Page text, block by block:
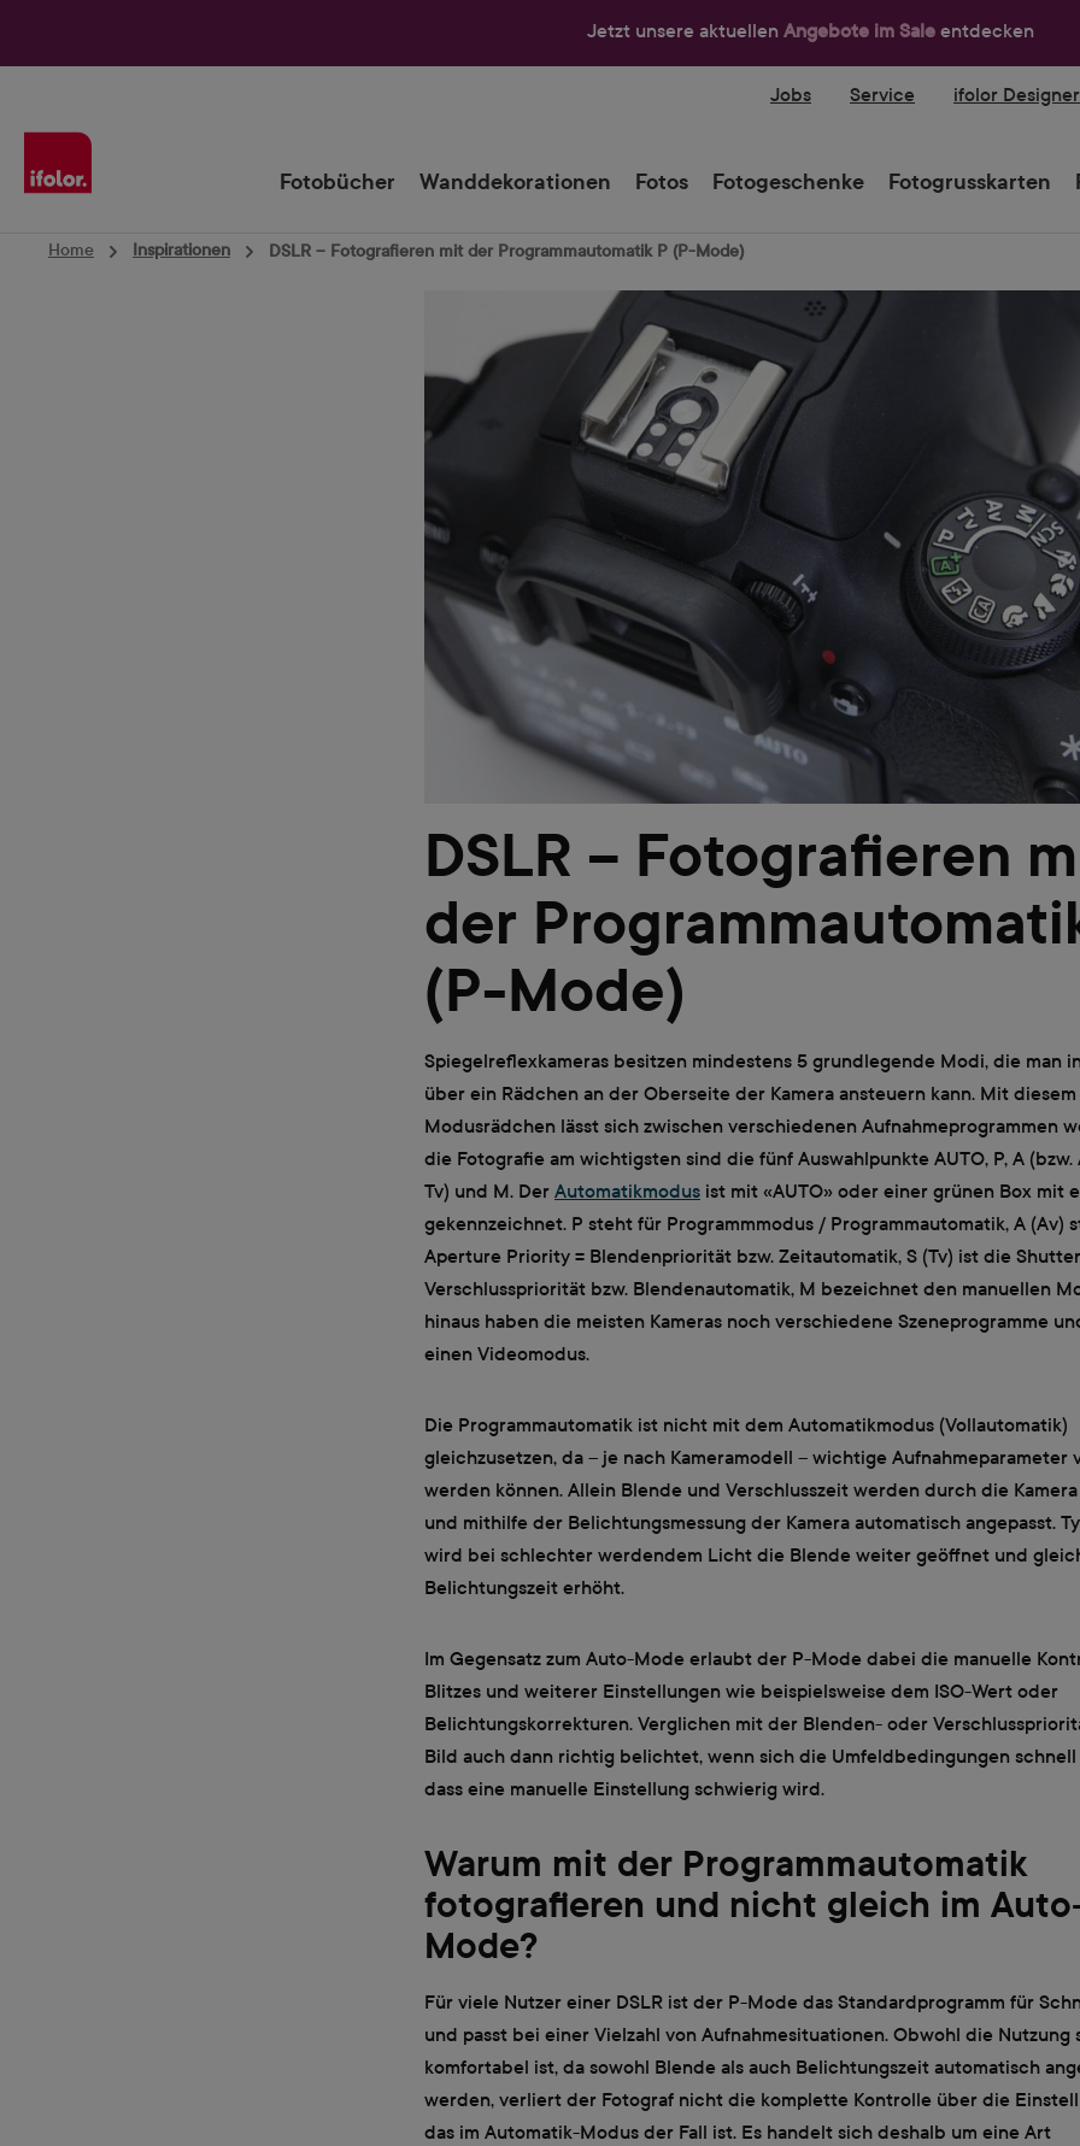
Jetzt unsere aktuellen Angebote im Sale entdecken
Jobs Service ifolor
Fotobücher Wanddekorationen Fotos Fotogeschenke Fotogrusskarten
Home Inspirationen DSLR – Fotografieren mit der Programmautomatik P (P-Mode)
DSLR – Fotografieren
der
(P-Mode)
Spiegelreflexkameras besitzen mindestens 5 grundlegende Modi, die man
über ein Rädchen an der Oberseite der Kamera ansteuern kann. Mit diesem
Modusrädchen lässt sich zwischen verschiedenen Aufnahmeprogrammen
die Fotografie am wichtigsten sind die fünf Auswahlpunkte AUTO, P, A (bzw.
Tv) und M. Der Automatikmodus ist mit «AUTO» oder einer grünen Box mit
gekennzeichnet. P steht für Programmmodus / Programmautomatik, A (Av)
Aperture Priority = Blendenpriorität bzw. Zeitautomatik, S (Tv) ist die
Verschlusspriorität bzw. Blendenautomatik, M bezeichnet den manuellen
hinaus haben die meisten Kameras noch verschiedene Szeneprogramme
einen Videomodus.
Die Programmautomatik ist nicht mit dem Automatikmodus (Vollautomatik)
gleichzusetzen, da – je nach Kameramodell – wichtige Aufnahmeparameter
werden können. Allein Blende und Verschlusszeit werden durch die
und mithilfe der Belichtungsmessung der Kamera automatisch angepasst.
wird bei schlechter werdendem Licht die Blende weiter geöffnet und
Belichtungszeit erhöht.
Im Gegensatz zum Auto-Mode erlaubt der P-Mode dabei die manuelle
Blitzes und weiterer Einstellungen wie beispielsweise dem ISO-Wert oder
Belichtungskorrekturen. Verglichen mit der Blenden- oder
Bild auch dann richtig belichtet, wenn sich die Umfeldbedingungen schnell
dass eine manuelle Einstellung schwierig wird.
Warum mit der Programmautomatik
fotografieren und nicht gleich im
Mode?
Für viele Nutzer einer DSLR ist der P-Mode das Standardprogramm für
und passt bei einer Vielzahl von Aufnahmesituationen. Obwohl die Nutzung
komfortabel ist, da sowohl Blende als auch Belichtungszeit automatisch
werden, verliert der Fotograf nicht die komplette Kontrolle über die
das im Automatik-Modus der Fall ist. Es handelt sich deshalb um eine Art